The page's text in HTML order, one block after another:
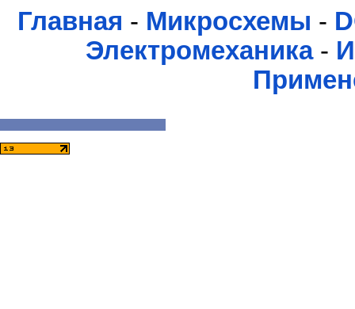
Главная - Микросхемы -
Электромеханика-